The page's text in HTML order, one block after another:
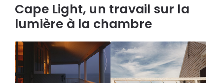
Cape Light, un travail sur la
lumière à la chambre